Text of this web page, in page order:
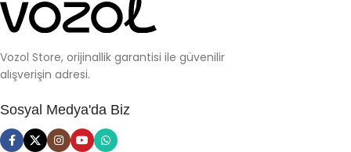
Vozol Store, orijinallik garantisi ile güvenilir
alışverişin adresi.
Sosyal Medya'da Biz